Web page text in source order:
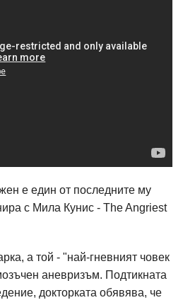
е един от последните му
с Мила Кунис - The Angriest
а той - "най-гневният човек
аневризъм. Подтикната
докторката обявява, че